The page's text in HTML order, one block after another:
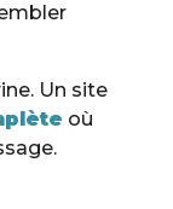
Un site
où